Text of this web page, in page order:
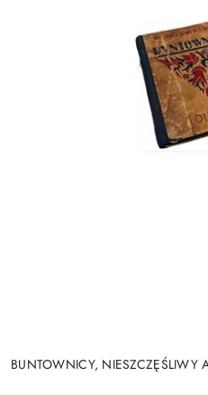
BUNTOWNICY,